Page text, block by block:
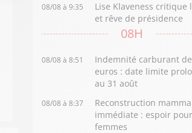
08/08 à 9:35
Lise Klaveness critique
et rêve de présidence
08H
08/08 à 8:51
Indemnité carburant
euros : date limite
au 31 août
08/08 à 8:37
Reconstruction
immédiate : espoir
femmes